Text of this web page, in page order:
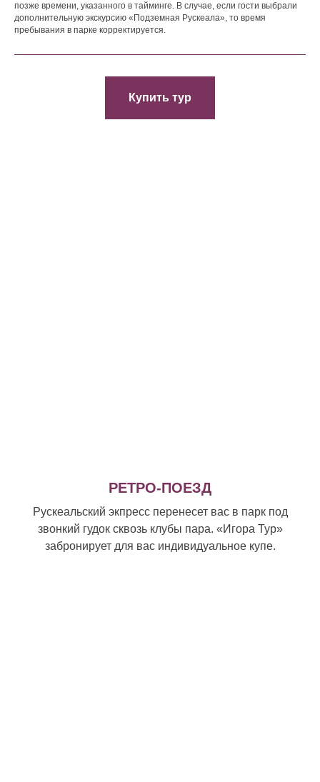
позже времени, указанного в тайминге. В случае, если гости выбрали
дополнительную экскурсию «Подземная Рускеала», то время
пребывания в парке корректируется.
Купить тур
РЕТРО-ПОЕЗД
Рускеальский экпресс перенесет вас в парк под
звонкий гудок сквозь клубы пара. «Игора Тур»
забронирует для вас индивидуальное купе.